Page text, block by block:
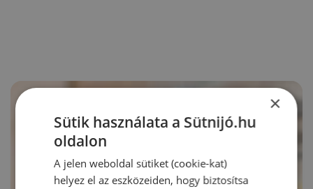
×
Sütik használata a Sütnijó.hu
oldalon
A jelen weboldal sütiket (cookie-kat)
helyez el az eszközeiden, hogy biztosítsa